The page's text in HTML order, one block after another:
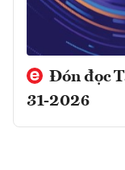
Đón đọc
31-2026